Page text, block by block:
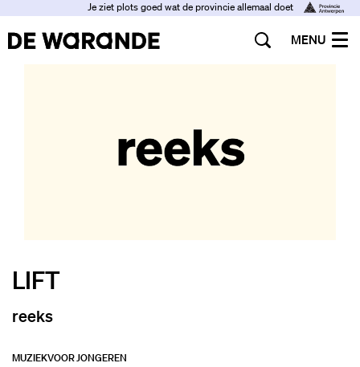
Je ziet plots goed wat de provincie allemaal doet
MENU
LIFT
reeks
MUZIEKVOOR JONGEREN